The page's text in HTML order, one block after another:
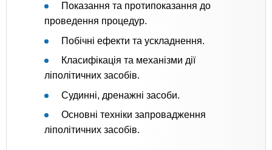
Показання та протипоказання до
проведення процедур.
Побічні ефекти та ускладнення.
Класифікація та механізми дії
ліполітичних засобів.
Судинні, дренажні засоби.
Основні техніки запровадження
ліполітичних засобів.